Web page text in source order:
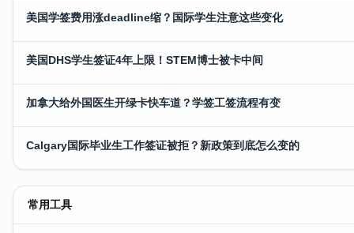
美国学签费用涨deadline缩？国际学生注意这些变化
美国DHS学生签证4年上限！STEM博士被卡中间
加拿大给外国医生开绿卡快车道？学签工签流程有变
Calgary国际毕业生工作签证被拒？新政策到底怎么变的
常用工具